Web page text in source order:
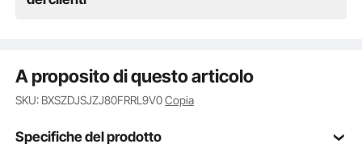
A proposito di questo articolo
SKU: BXSZDJSJZJ80FRRL9V0Copia
Specifiche del prodotto